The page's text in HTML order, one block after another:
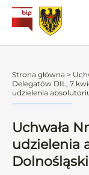
Strona główna >
Delegatów DIL, 7
udzielenia
Uchwała
udzielenia